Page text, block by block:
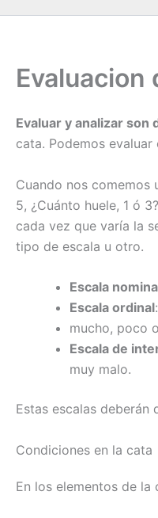
Evaluacion
Evaluar y analizar
cata. Podemos
Cuando nos comemos
5, ¿Cuánto huele, 1 ó
cada vez que varía la
tipo de escala u otro.
Escala
Escala ordinal
mucho, poco
Escala de
muy malo.
Estas escalas
Condiciones en la cata
En los elementos de